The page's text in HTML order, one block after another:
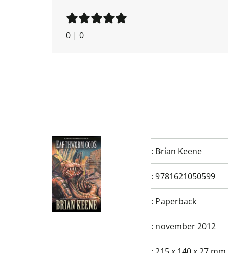
0 | 0
: Brian Keene
: 9781621050599
: Paperback
: november 2012